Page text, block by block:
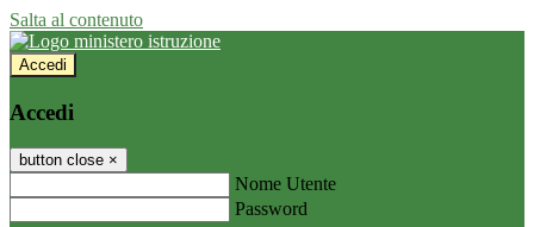
Salta al contenuto
Accedi
Accedi
button close ×
Nome Utente
Password